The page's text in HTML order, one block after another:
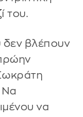
του.
δεν βλέπουν
Να
να